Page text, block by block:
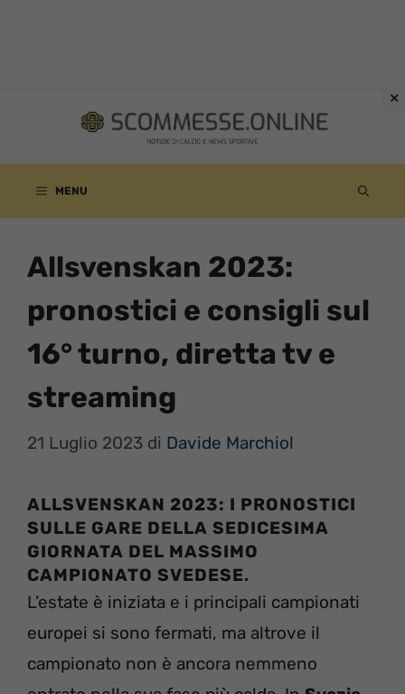
contenuto
MENU
Allsvenskan 2023:
pronostici e consigli sul
16° turno, diretta tv e
streaming
21 Luglio 2023 di Davide Marchiol
ALLSVENSKAN 2023: I PRONOSTICI
SULLE GARE DELLA SEDICESIMA
GIORNATA DEL MASSIMO
CAMPIONATO SVEDESE.
L’estate è iniziata e i principali campionati
europei si sono fermati, ma altrove il
campionato non è ancora nemmeno